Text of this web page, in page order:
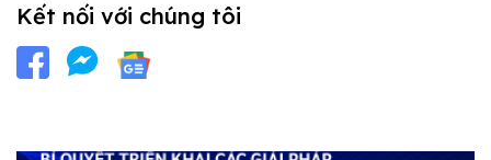
Kết nối với chúng tôi